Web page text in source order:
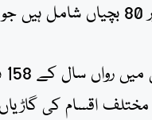
اقسام کی